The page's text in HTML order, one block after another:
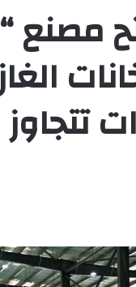
مصنع
مليون دولار